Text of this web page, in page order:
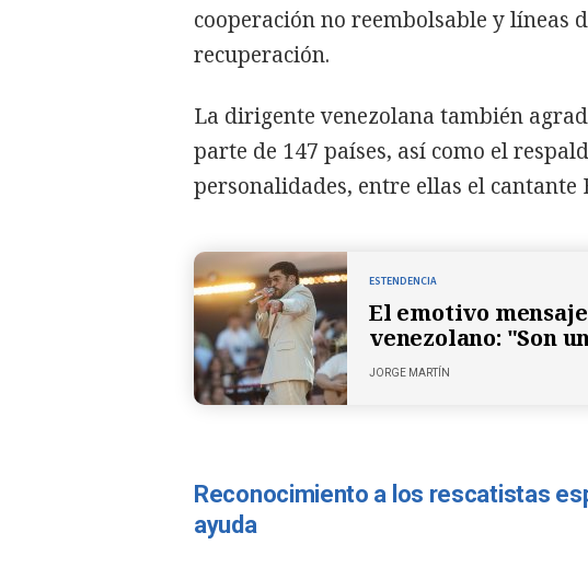
cooperación no reembolsable y líneas
recuperación.
La dirigente venezolana también
parte de 147 países, así como el
personalidades, entre ellas el cantante
ESTENDENCIA
El emotivo
venezolano: "Son
JORGE MARTÍN
Reconocimiento a los rescatistas
ayuda